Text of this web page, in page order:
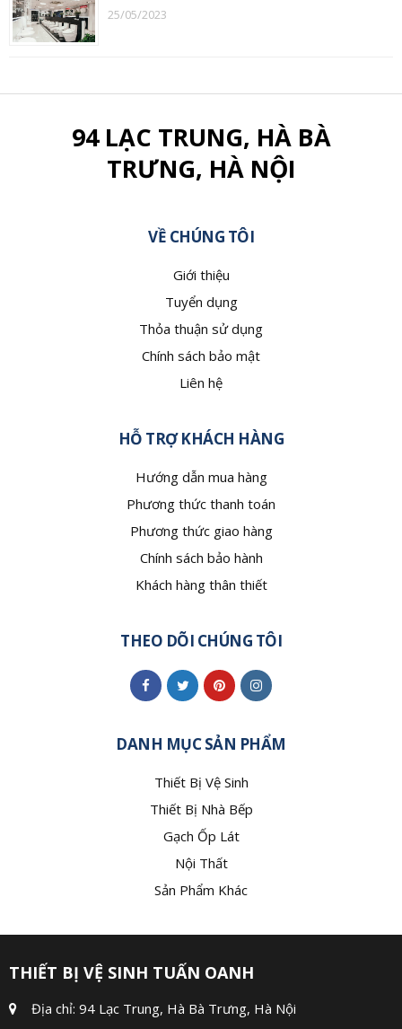
25/05/2023
94 LẠC TRUNG, HÀ BÀ
TRƯNG, HÀ NỘI
VỀ CHÚNG TÔI
Giới thiệu
Tuyển dụng
Thỏa thuận sử dụng
Chính sách bảo mật
Liên hệ
HỖ TRỢ KHÁCH HÀNG
Hướng dẫn mua hàng
Phương thức thanh toán
Phương thức giao hàng
Chính sách bảo hành
Khách hàng thân thiết
THEO DÕI CHÚNG TÔI
DANH MỤC SẢN PHẨM
Thiết Bị Vệ Sinh
Thiết Bị Nhà Bếp
Gạch Ốp Lát
Nội Thất
Sản Phẩm Khác
THIẾT BỊ VỆ SINH TUẤN OANH
Địa chỉ: 94 Lạc Trung, Hà Bà Trưng, Hà Nội